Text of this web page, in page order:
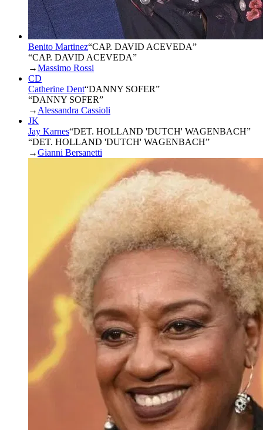
Benito Martinez“CAP. DAVID ACEVEDA”
“CAP. DAVID ACEVEDA”
→Massimo Rossi
CD
Catherine Dent“DANNY SOFER”
“DANNY SOFER”
→ Alessandra Cassioli
JK
Jay Karnes“DET. HOLLAND 'DUTCH' WAGENBACH”
“DET. HOLLAND 'DUTCH' WAGENBACH”
→Gianni Bersanetti